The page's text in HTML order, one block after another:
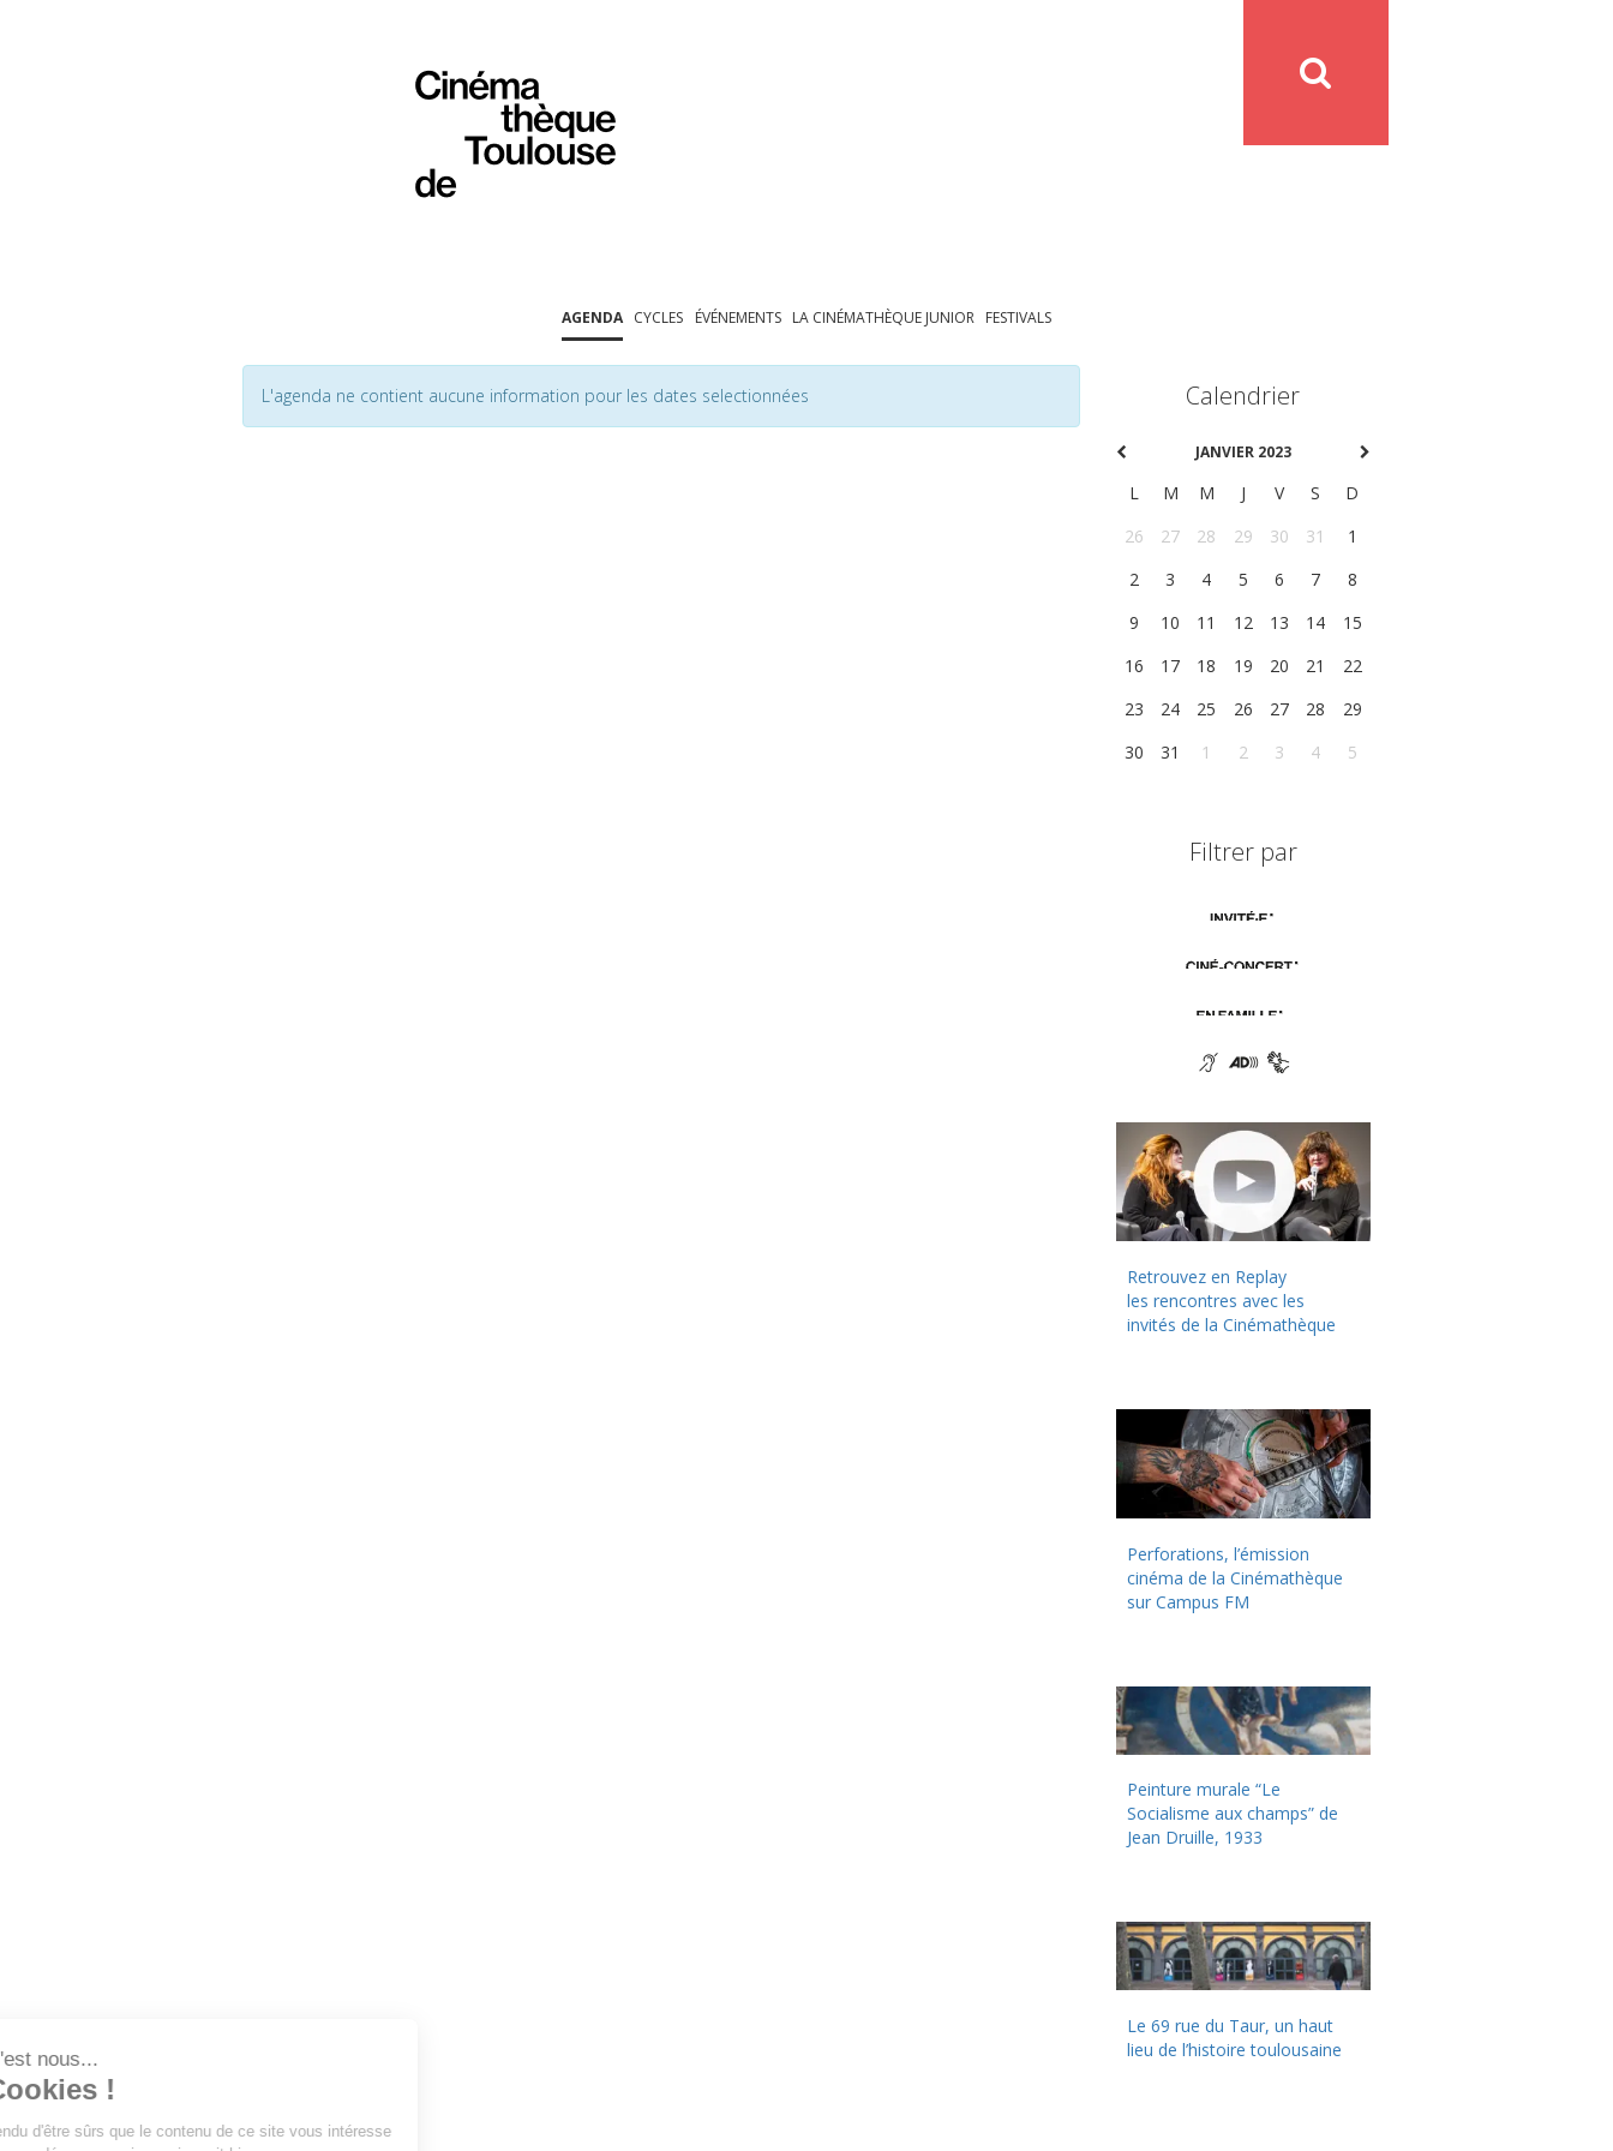
AGENDA CYCLES ÉVÉNEMENTS LA CINÉMATHÈQUE JUNIOR FESTIVALS
L'agenda ne contient aucune information pour les dates selectionnées Calendrier
JANVIER 2023
L M M J V S
D
26
27 28 29 30 31
1
2
3 4 5 6 7
8
9
10 11 12 13 14
15
16
17 18 19 20 21
22
23
24 25 26 27 28
29
30
31 1 2 3 4 5
Filtrer par
Retrouvez en Replay
les rencontres avec les
invités de la Cinémathèque
Perforations, l’émission
cinéma de la Cinémathèque
sur Campus FM
Peinture murale “Le
Socialisme aux champs” de
Jean Druille, 1933
Le 69 rue du Taur, un haut
lieu de l’histoire toulousaine